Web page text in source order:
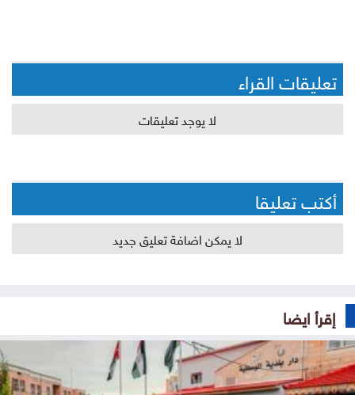
تعليقات القراء
لا يوجد تعليقات
أكتب تعليقا
لا يمكن اضافة تعليق جديد
إقرأ ايضا